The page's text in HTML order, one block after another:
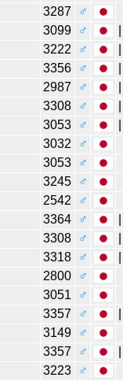
3287
♂
3099 ♂
3222 ♂
3356 ♂
2987 ♂
3308 ♂
3053 ♂
3032
♂
3053
♂
3245
♂
2542
♂
3364 ♂
3308 ♂
3318 ♂
2800
♂
3051
♂
3357 ♂
3149
♂
3357 ♂
3223
♂